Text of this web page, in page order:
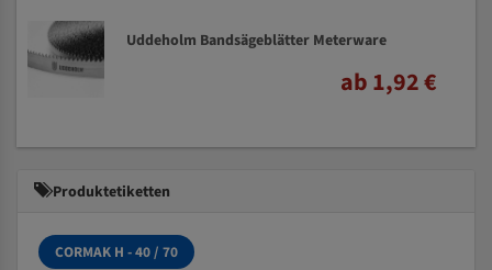
Uddeholm Bandsägeblätter Meterware
ab 1,92 €
Produktetiketten
CORMAK H - 40 / 70